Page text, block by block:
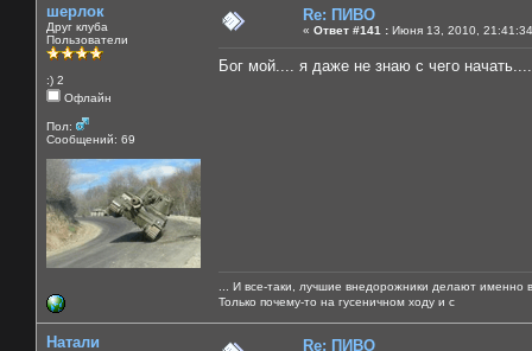
шерлок
Друг клуба
Пользователи
:) 2
Офлайн
Пол:
Сообщений: 69
Re: ПИВО
« Ответ #141 : Июня 13, 2010,
Бог мой.... я даже не знаю с чего
... И все-таки, лучшие внедорожники делают именно
Только почему-то на гусеничном ходу и с
Натали Re: ПИВО